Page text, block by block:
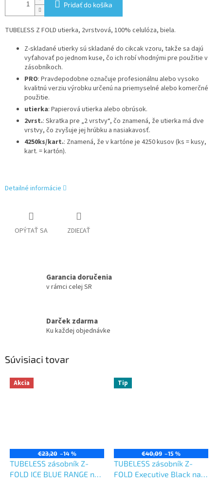
Pridať do košíka
TUBELESS Z FOLD utierka, 2vrstvová, 100% celulóza, biela.
Z-skladané utierky sú skladané do cikcak vzoru, takže sa dajú
vyťahovať po jednom kuse, čo ich robí vhodnými pre použitie v
zásobníkoch.
PRO: Pravdepodobne označuje profesionálnu alebo vysoko
kvalitnú verziu výrobku určenú na priemyselné alebo komerčné
použitie.
utierka: Papierová utierka alebo obrúsok.
2vrst.: Skratka pre „2 vrstvy“, čo znamená, že utierka má dve
vrstvy, čo zvyšuje jej hrúbku a nasiakavosť.
4250ks/kart.: Znamená, že v kartóne je 4250 kusov (ks = kusy,
kart. = kartón).
Detailné informácie
OPÝTAŤ SA ZDIEĽAŤ
Garancia doručenia
v rámci celej SR
Darček zdarma
Ku každej objednávke
Súvisiaci tovar
Akcia
€23,20 –14 %
TUBELESS zásobník Z-
FOLD ICE BLUE RANGE na
Tip
€40,09 –15 %
TUBELESS zásobník Z-
FOLD Executive Black na